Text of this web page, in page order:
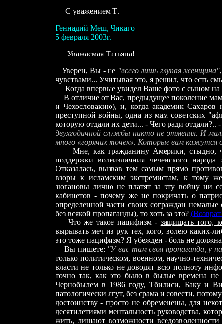
С уважением Т.
Геннадий Меш, Чикаго
5 февраля 2003г.
Уважаемая Татьяна!
Уверен, Вы - не "всего лишь глупая женщина"
чувствами... Учитывая это, я решил, что есть
Когда впервые увидел Ваше фото с сыном на
В отличие от Вас, предыдущее поколение
и Чехословакию), и, когда академик
преступной войны, одна из мам советских
которую отдали их дети... - Чего ради
двухгодичной службы никто не отменял. И
много «горячих точек». Которые вам кажутся
Мне, как гражданину Америки, стыдно, что
поддержки волеизлияния чеченского
Отказалась, вызвав тем самым прямо
взоры к исламским экстремистам, к тому
зюгановы лично не платят за эту войну ни
кабинетов - почему же не покричать о
определенной части своих сограждан
без всякой пропаганды), то хоть за это? (
Что же такое пацифизм - защищать того,
вырывать меч из рук тех, кого, волею каких-
это тоже пацифизм? Я убежден - боль не должна
Вы пишете: "У вас там своя пропаганда, у
только политическом, военном, научно-
власти не только не доводят всю полноту
точно так, как это было в былые времена
Чернобылем в 1986 году, Тбилиси, Баку и
патологически лгут, без срама и совести,
достоинству - просто не обременены, для
десятилетиями ментальность руководства,
жить, лишают возможности